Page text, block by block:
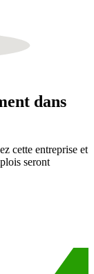
dans
cette entreprise et
seront